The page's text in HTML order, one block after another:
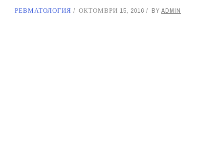
РЕВМАТОЛОГИЯ ОКТОМВРИ 15, 2016 BY ADMIN